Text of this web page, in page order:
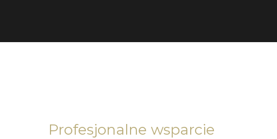
Profesjonalne wsparcie